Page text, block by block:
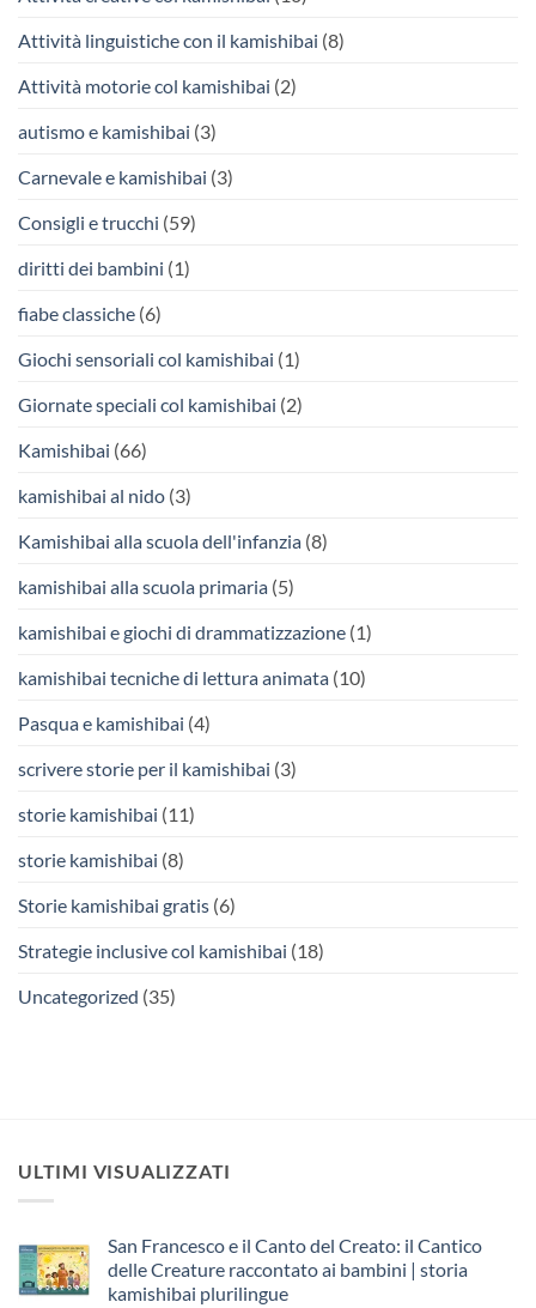
Attività linguistiche con il kamishibai (8)
Attività motorie col kamishibai (2)
autismo e kamishibai (3)
Carnevale e kamishibai (3)
Consigli e trucchi (59)
diritti dei bambini (1)
fiabe classiche (6)
Giochi sensoriali col kamishibai (1)
Giornate speciali col kamishibai (2)
Kamishibai (66)
kamishibai al nido (3)
Kamishibai alla scuola dell'infanzia (8)
kamishibai alla scuola primaria (5)
kamishibai e giochi di drammatizzazione (1)
kamishibai tecniche di lettura animata (10)
Pasqua e kamishibai (4)
scrivere storie per il kamishibai (3)
storie kamishibai (11)
storie kamishibai (8)
Storie kamishibai gratis (6)
Strategie inclusive col kamishibai (18)
Uncategorized (35)
ULTIMI VISUALIZZATI
San Francesco e il Canto del Creato: il Cantico
delle Creature raccontato ai bambini | storia
kamishibai plurilingue